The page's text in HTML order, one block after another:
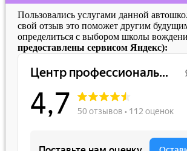
Пользовались услугами данной
свой отзыв это поможет другим
определиться с выбором школы
предоставлены сервисом Яндекс):